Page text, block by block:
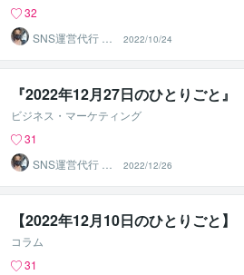
32
SNS運営代行 ま
るなげ
2022/10/24
『2022年12月27日のひとりごと』
ビジネス・マーケティング
31
SNS運営代行 ま
るなげ
2022/12/26
【2022年12月10日のひとりごと】⁡
コラム
31